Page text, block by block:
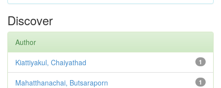
Discover
Author
1
Kiattiyakul, Chaiyathad
1
Mahatthanachai, Butsaraporn